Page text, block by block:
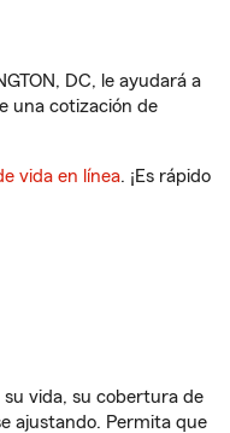
DC, le ayudará a
una cotización de
vida en línea. ¡Es rápido
vida, su cobertura de
ajustando. Permita que